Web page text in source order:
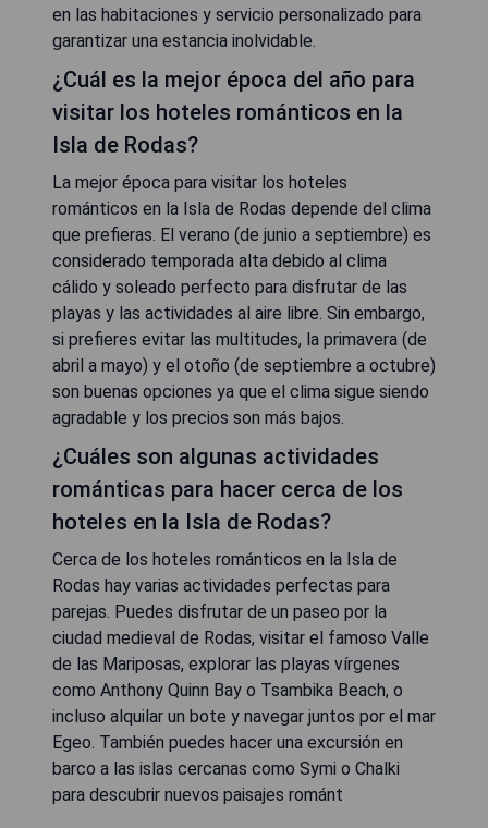
en las habitaciones y servicio personalizado para
garantizar una estancia inolvidable.
¿Cuál es la mejor época del año para
visitar los hoteles románticos en la
Isla de Rodas?
La mejor época para visitar los hoteles
románticos en la Isla de Rodas depende del clima
que prefieras. El verano (de junio a septiembre) es
considerado temporada alta debido al clima
cálido y soleado perfecto para disfrutar de las
playas y las actividades al aire libre. Sin embargo,
si prefieres evitar las multitudes, la primavera (de
abril a mayo) y el otoño (de septiembre a octubre)
son buenas opciones ya que el clima sigue siendo
agradable y los precios son más bajos.
¿Cuáles son algunas actividades
románticas para hacer cerca de los
hoteles en la Isla de Rodas?
Cerca de los hoteles románticos en la Isla de
Rodas hay varias actividades perfectas para
parejas. Puedes disfrutar de un paseo por la
ciudad medieval de Rodas, visitar el famoso Valle
de las Mariposas, explorar las playas vírgenes
como Anthony Quinn Bay o Tsambika Beach, o
incluso alquilar un bote y navegar juntos por el mar
Egeo. También puedes hacer una excursión en
barco a las islas cercanas como Symi o Chalki
para descubrir nuevos paisajes románt